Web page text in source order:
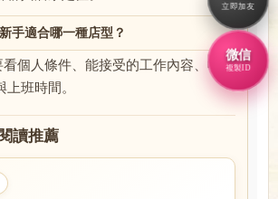
手適合哪一種店型？
個人條件、能接受的工作內容、收入
上班時間。
讀推薦
立即加友
微信
複製ID